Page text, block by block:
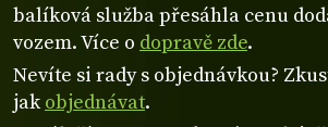
balíková služba přesáhla cenu
vozem. Více o dopravě zde.
Nevíte si rady s objednávkou?
jakobjednávat.